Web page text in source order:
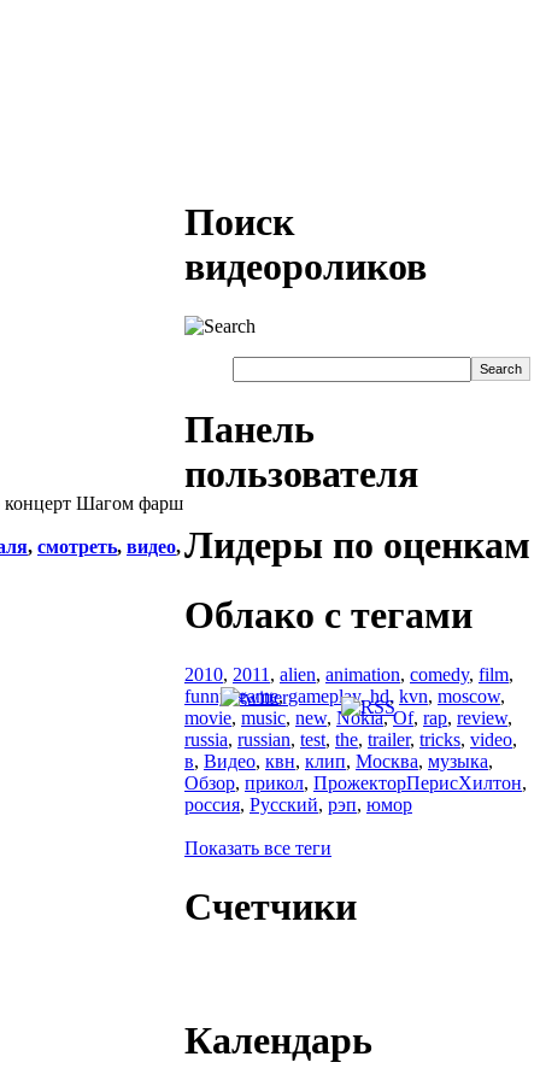
концерт Шагом фарш
, смотреть, видео,
Поиск
видеороликов
Панель
пользователя
Лидеры по оценкам
Облако с тегами
2010, 2011 , alien, animation, comedy, film,
funny,game,gameplay,hd, kvn, moscow,
movie, music, new, Nokia,Of, rap, review,
russia, russian, test, the, trailer, tricks, video,
в, Видео, квн, клип, Москва, музыка,
Обзор, прикол, ПрожекторПерисХилтон,
россия, Русский, рэп, юмор
Показать все теги
Счетчики
Календарь